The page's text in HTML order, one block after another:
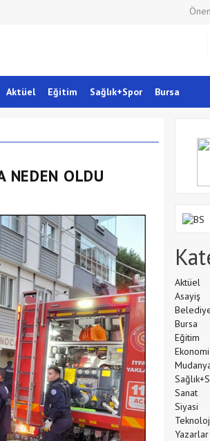
Aktüel Eğitim Sağlık+Spor Bursa
NEDEN OLDU
Aktüel
Asayiş
Bursa
Eğitim
Ekonomi
Sanat
Siyasi
Yazarlar